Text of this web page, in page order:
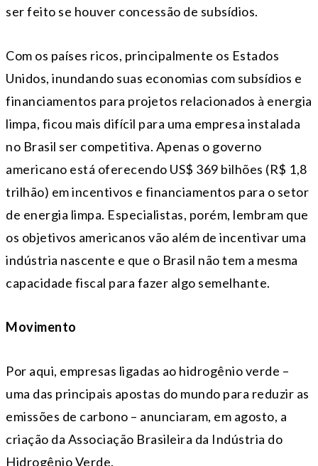
ser feito se houver concessão de subsídios.
Com os países ricos, principalmente os Estados
Unidos, inundando suas economias com subsídios e
financiamentos para projetos relacionados à energia
limpa, ficou mais difícil para uma empresa instalada
no Brasil ser competitiva. Apenas o governo
americano está oferecendo US$ 369 bilhões (R$ 1,8
trilhão) em incentivos e financiamentos para o setor
de energia limpa. Especialistas, porém, lembram que
os objetivos americanos vão além de incentivar uma
indústria nascente e que o Brasil não tem a mesma
capacidade fiscal para fazer algo semelhante.
Movimento
Por aqui, empresas ligadas ao hidrogênio verde –
uma das principais apostas do mundo para reduzir as
emissões de carbono – anunciaram, em agosto, a
criação da Associação Brasileira da Indústria do
Hidrogênio Verde.